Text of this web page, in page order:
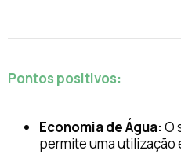
Pontos positivos:
Economia de Água:O
permite uma utilização